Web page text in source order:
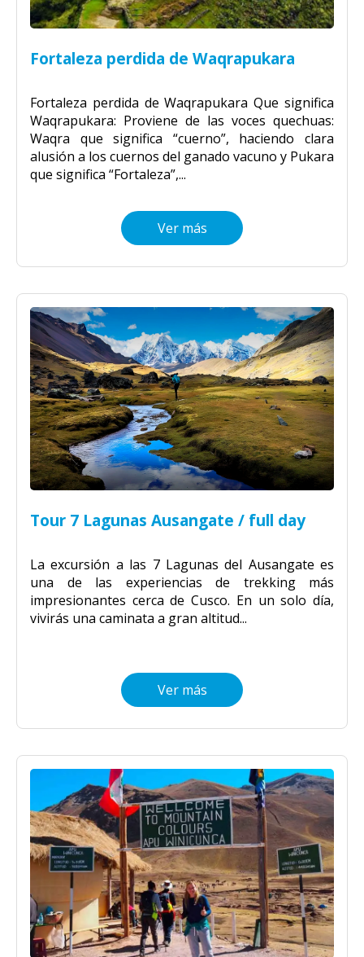
Fortaleza perdida de Waqrapukara
Fortaleza perdida de Waqrapukara Que significa
Waqrapukara: Proviene de las voces quechuas:
Waqra que significa “cuerno”, haciendo clara
alusión a los cuernos del ganado vacuno y Pukara
que significa “Fortaleza”,...
Ver más
Tour 7 Lagunas Ausangate / full day
La excursión a las 7 Lagunas del Ausangate es
una de las experiencias de trekking más
impresionantes cerca de Cusco. En un solo día,
vivirás una caminata a gran altitud...
Ver más